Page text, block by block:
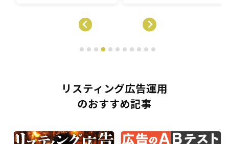
リスティング広告運用
のおすすめ記事
リスティングブログ リスティングブログ